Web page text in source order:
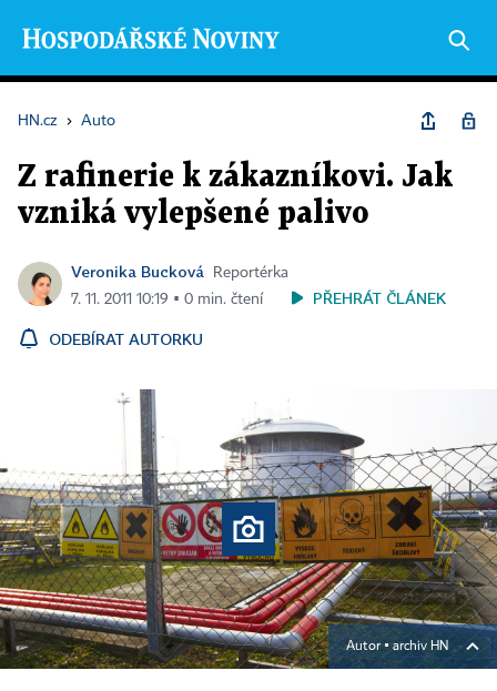
HN.cz › Auto
Z rafinerie k zákazníkovi. Jak
vzniká vylepšené palivo
Veronika Bucková
Reportérka
7. 11. 2011 10:19 ▪ 0 min. čtení
PŘEHRÁT ČLÁNEK
ODEBÍRAT AUTORKU
Autor ▪archiv HN